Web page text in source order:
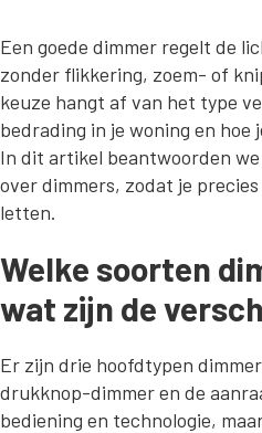
Een goede dimmer regelt de
zonder flikkering, zoem- of
keuze hangt af van het type
bedrading in je woning en hoe
In dit artikel beantwoorden
over dimmers, zodat je
letten.
Welke soorten
wat zijn de
Er zijn drie hoofdtypen
drukknop-dimmer en de
bediening en technologie,